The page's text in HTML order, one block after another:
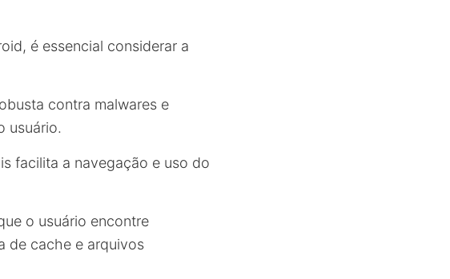
é essencial considerar a
contra malwares e
usuário.
facilita a navegação e uso do
o usuário encontre
de cache e arquivos